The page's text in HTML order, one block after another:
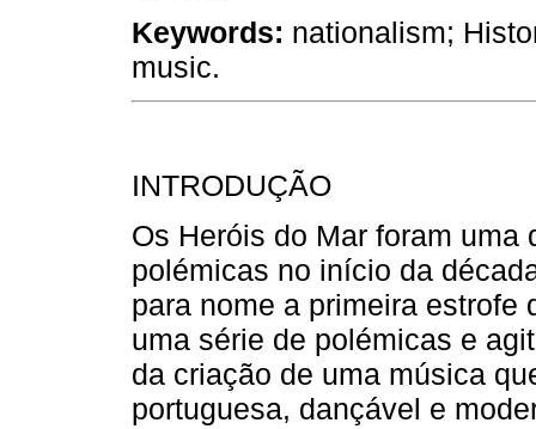
Keywords: nationalism;
music.
INTRODUÇÃO
Os Heróis do Mar foram
polémicas no início da
para nome a primeira estrofe
uma série de polémicas e
da criação de uma música
portuguesa, dançável e